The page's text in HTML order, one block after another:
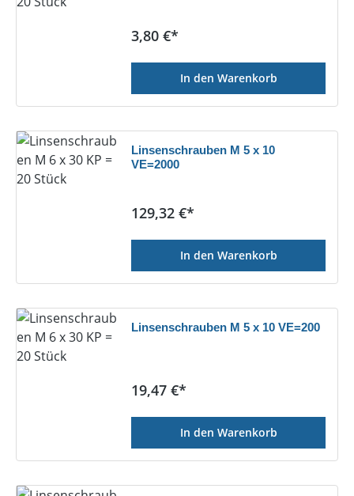
Regulärer Preis:
3,80 €*
In den Warenkorb
Linsenschrauben M 5 x 10
VE=2000
Regulärer Preis:
129,32 €*
In den Warenkorb
Linsenschrauben M 5 x 10 VE=200
Regulärer Preis:
19,47 €*
In den Warenkorb